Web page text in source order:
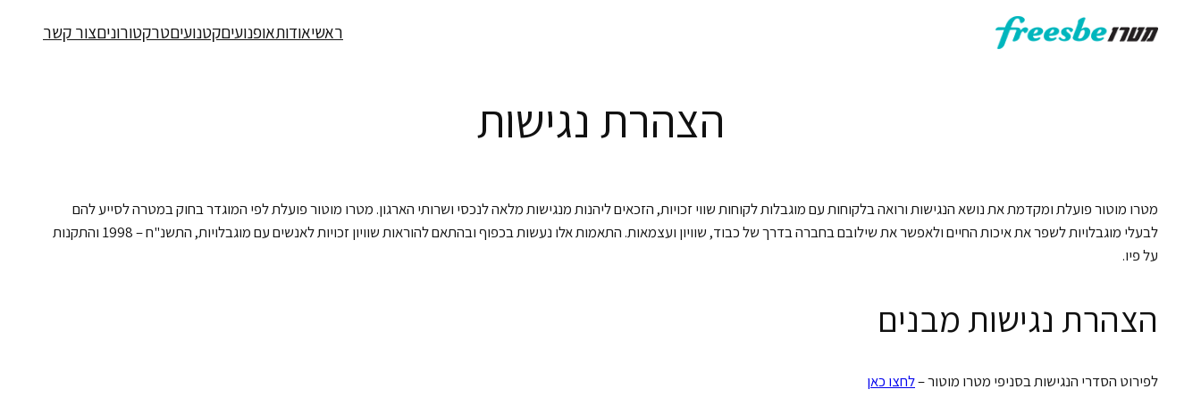
ראשיאודותאופנועיםקטנועיםטרקטורוניםצור קשר
הצהרת נגישות
מטרו מוטור פועלת ומקדמת את נושא הנגישות ורואה בלקוחות עם מוגבלות לקוחות שווי זכויות, הזכאים ליהנות מנגישות מלאה לנכסי ושרותי הארגון. מטרו מוטור פועלת לפי המוגדר בחוק במטרה לסייע להם
לבעלי מוגבלויות לשפר את איכות החיים ולאפשר את שילובם בחברה בדרך של כבוד, שוויון ועצמאות. התאמות אלו נעשות בכפוף ובהתאם להוראות שוויון זכויות לאנשים עם מוגבלויות, התשנ"ח – 1998 והתקנות
על פיו.
הצהרת נגישות מבנים
לפירוט הסדרי הנגישות בסניפי מטרו מוטור –לחצו כאן